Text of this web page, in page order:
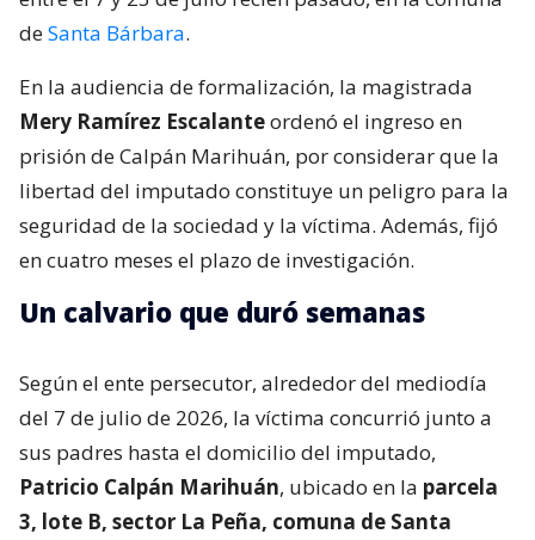
deSanta Bárbara.
En la audiencia de formalización, la magistrada
Mery Ramírez Escalanteordenó el ingreso en
prisión de Calpán Marihuán, por considerar que la
libertad del imputado constituye un peligro para la
seguridad de la sociedad y la víctima. Además, fijó
en cuatro meses el plazo de investigación.
Un calvario que duró semanas
Según el ente persecutor, alrededor del mediodía
del 7 de julio de 2026, la víctima concurrió junto a
sus padres hasta el domicilio del imputado,
Patricio Calpán Marihuán, ubicado en la parcela
3, lote B, sector La Peña, comuna de Santa